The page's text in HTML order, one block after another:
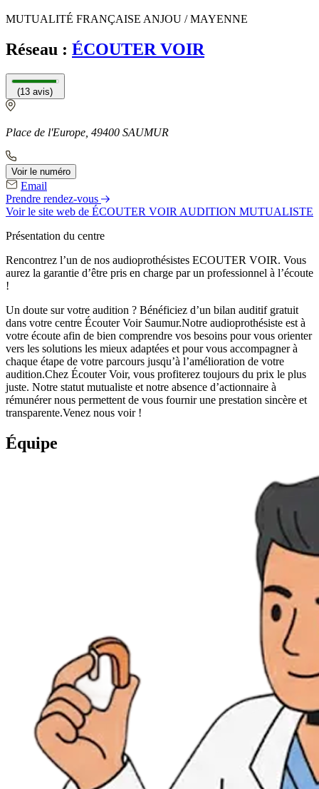
MUTUALITÉ FRANÇAISE ANJOU / MAYENNE
Réseau : ÉCOUTER VOIR
(13 avis)
Place de l'Europe, 49400 SAUMUR
Voir le numéro
Email
Prendre rendez-vous
Voir le site web de ÉCOUTER VOIR AUDITION MUTUALISTE
Présentation du centre
Rencontrez l’un de nos audioprothésistes ECOUTER VOIR. Vous
aurez la garantie d’être pris en charge par un professionnel à l’écoute
!
Un doute sur votre audition ? Bénéficiez d’un bilan auditif gratuit
dans votre centre Écouter Voir Saumur.Notre audioprothésiste est à
votre écoute afin de bien comprendre vos besoins pour vous orienter
vers les solutions les mieux adaptées et pour vous accompagner à
chaque étape de votre parcours jusqu’à l’amélioration de votre
audition.Chez Écouter Voir, vous profiterez toujours du prix le plus
juste. Notre statut mutualiste et notre absence d’actionnaire à
rémunérer nous permettent de vous fournir une prestation sincère et
transparente.Venez nous voir !
Équipe